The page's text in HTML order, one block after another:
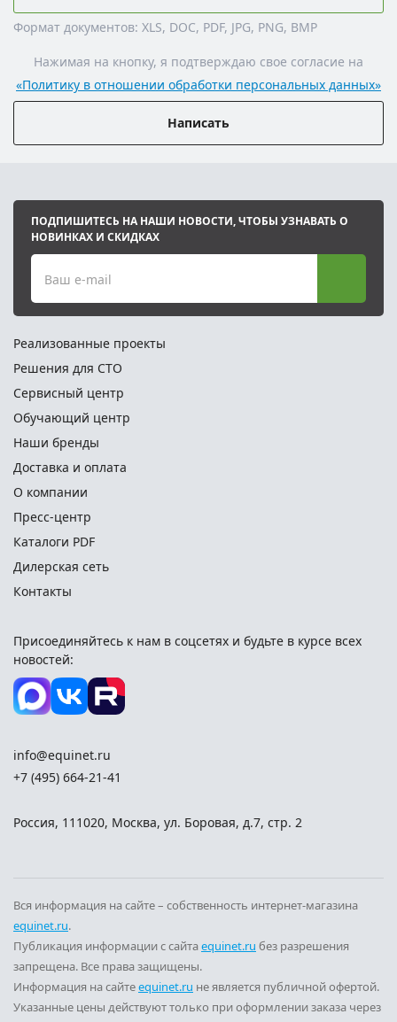
Формат документов: XLS, DOC, PDF, JPG, PNG, BMP
Нажимая на кнопку, я подтверждаю свое согласие на
«Политику в отношении обработки персональных данных»
Написать
ПОДПИШИТЕСЬ НА НАШИ НОВОСТИ, ЧТОБЫ УЗНАВАТЬ О
НОВИНКАХ И СКИДКАХ
Ваш e-mail
Реализованные проекты
Решения для СТО
Сервисный центр
Обучающий центр
Наши бренды
Доставка и оплата
О компании
Пресс-центр
Каталоги PDF
Дилерская сеть
Контакты
Присоединяйтесь к нам в соцсетях и будьте в курсе всех
новостей:
info@equinet.ru
+7 (495) 664-21-41
Россия, 111020, Москва, ул. Боровая, д.7, стр. 2
Вся информация на сайте – собственность интернет-магазина
equinet.ru.
Публикация информации с сайтаequinet.ru без разрешения
запрещена. Все права защищены.
Информация на сайтеequinet.ru не является публичной офертой.
Указанные цены действуют только при оформлении заказа через